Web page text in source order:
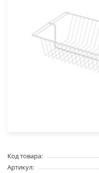
Код товара:
Артикул: